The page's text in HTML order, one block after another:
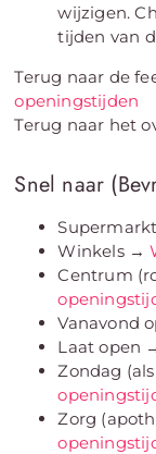
wijzigen.
tijden van
Terug naar de
openingstijden
Terug naar het
Snel naar
Winkels →
Centrum
Vanavond
Laat open
Zondag
Zorg